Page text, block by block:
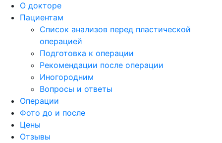
О докторе
Пациентам
Список анализов перед пластической
операцией
Подготовка к операции
Рекомендации после операции
Иногородним
Вопросы и ответы
Операции
Фото до и после
Цены
Отзывы